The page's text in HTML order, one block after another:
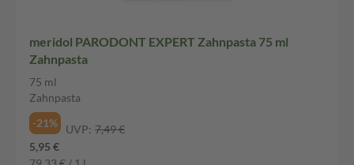
meridol PARODONT EXPERT Zahnpasta 75 ml
Zahnpasta
75 ml
Zahnpasta
-21%
UVP: 7,49 €
5,95 €